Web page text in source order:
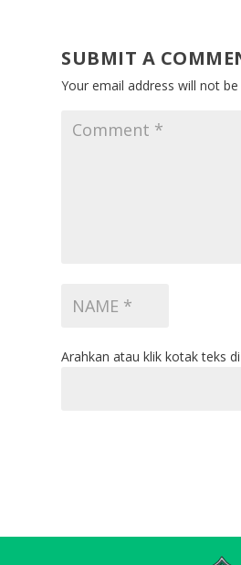
SUBMIT A
Your email address will not be
Arahkan atau klik kotak teks